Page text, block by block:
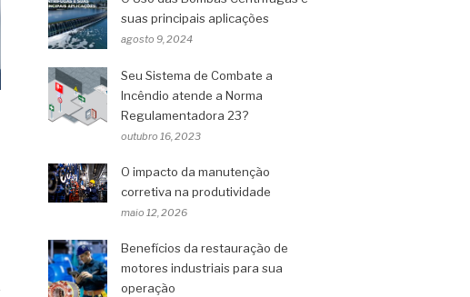
suas principais aplicações
agosto 9, 2024
Seu Sistema de Combate a
Incêndio atende a Norma
Regulamentadora 23?
outubro 16, 2023
O impacto da manutenção
corretiva na produtividade
maio 12, 2026
Benefícios da restauração de
motores industriais para sua
operação